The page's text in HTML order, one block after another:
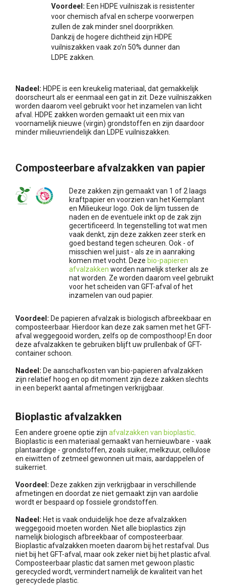
Voordeel: Een HDPE vuilniszak is resistenter
voor chemisch afval en scherpe voorwerpen
zullen de zak minder snel doorprikken.
Dankzij de hogere dichtheid zijn HDPE
vuilniszakken vaak zo’n 50% dunner dan
LDPE zakken.
Nadeel: HDPE is een kreukelig materiaal, dat gemakkelijk
doorscheurt als er eenmaal een gat in zit. Deze vuilniszakken
worden daarom veel gebruikt voor het inzamelen van licht
afval. HDPE zakken worden gemaakt uit een mix van
voornamelijk nieuwe (virgin) grondstoffen en zijn daardoor
minder milieuvriendelijk dan LDPE vuilniszakken.
Composteerbare afvalzakken van papier
Deze zakken zijn gemaakt van 1 of 2 laags
kraftpapier en voorzien van het Kiemplant
en Milieukeur logo. Ook de lijm tussen de
naden en de eventuele inkt op de zak zijn
gecertificeerd. In tegenstelling tot wat men
vaak denkt, zijn deze zakken zeer sterk en
goed bestand tegen scheuren. Ook - of
misschien wel juist - als ze in aanraking
komen met vocht. Deze bio-papieren
afvalzakken worden namelijk sterker als ze
nat worden. Ze worden daarom veel gebruikt
voor het scheiden van GFT-afval of het
inzamelen van oud papier.
Voordeel: De papieren afvalzak is biologisch afbreekbaar en
composteerbaar. Hierdoor kan deze zak samen met het GFT-
afval weggegooid worden, zelfs op de composthoop! En door
deze afvalzakken te gebruiken blijft uw prullenbak of GFT-
container schoon.
Nadeel: De aanschafkosten van bio-papieren afvalzakken
zijn relatief hoog en op dit moment zijn deze zakken slechts
in een beperkt aantal afmetingen verkrijgbaar.
Bioplastic afvalzakken
Een andere groene optie zijn afvalzakken van bioplastic
Bioplastic is een materiaal gemaakt van hernieuwbare - vaak
plantaardige - grondstoffen, zoals suiker, melkzuur, cellulose
en eiwitten of zetmeel gewonnen uit maïs, aardappelen of
suikerriet.
Voordeel: Deze zakken zijn verkrijgbaar in verschillende
afmetingen en doordat ze niet gemaakt zijn van aardolie
wordt er bespaard op fossiele grondstoffen.
Nadeel: Het is vaak onduidelijk hoe deze afvalzakken
weggegooid moeten worden. Niet alle bioplastics zijn
namelijk biologisch afbreekbaar of composteerbaar.
Bioplastic afvalzakken moeten daarom bij het restafval. Dus
niet bij het GFT-afval, maar ook zeker niet bij het plastic afval.
Composteerbaar plastic dat samen met gewoon plastic
gerecycled wordt, vermindert namelijk de kwaliteit van het
gerecyclede plastic.